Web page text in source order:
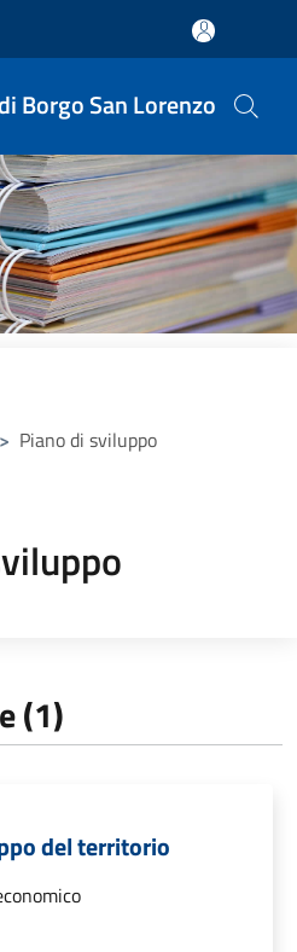
Borgo San Lorenzo
> Piano di sviluppo
(1)
del territorio